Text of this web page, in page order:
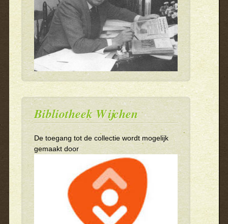
Bibliotheek Wijchen
De toegang tot de collectie wordt mogelijk
gemaakt door